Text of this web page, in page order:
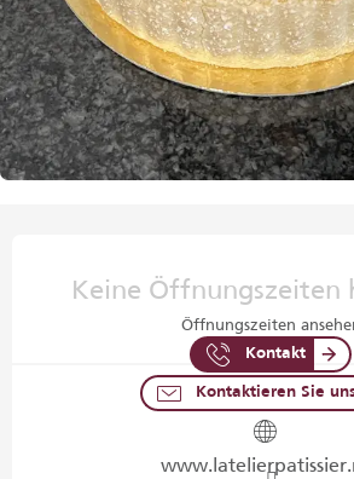
Keine Öffnungszeiten
Öffnungszeiten
Kontakt
Kontaktieren Sie